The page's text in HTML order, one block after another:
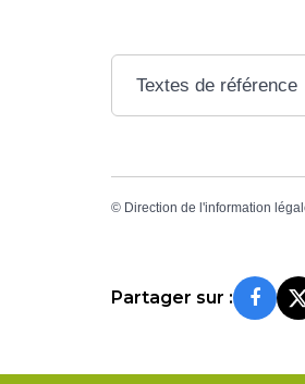
Textes de référence
© Direction de l'information
Partager sur :